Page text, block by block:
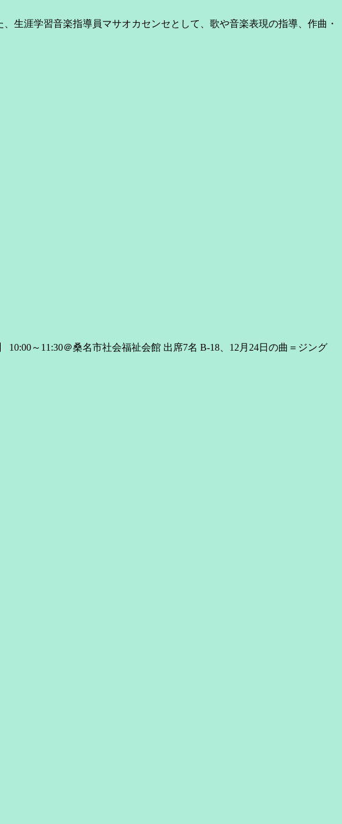
生涯学習音楽指導員マサオカセンセとして、歌や音楽表現の指導、作曲・
～11:30＠桑名市社会福祉会館 出席7名 B-18、12月24日の曲＝ジング